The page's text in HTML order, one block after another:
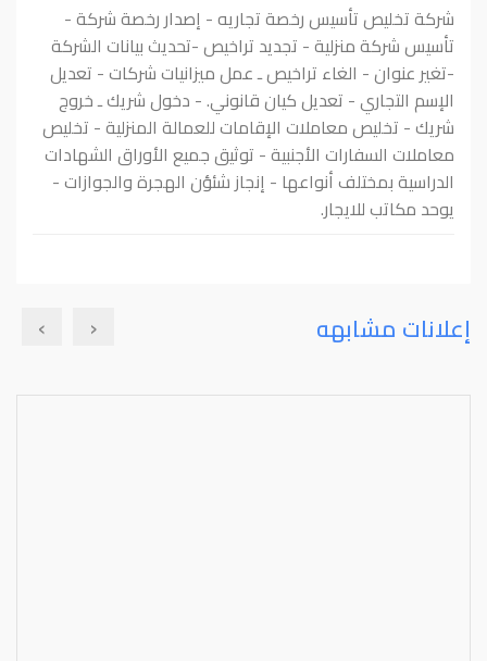
شركة تخليص تأسيس رخصة تجاريه - إصدار رخصة شركة -
تأسيس شركة منزلية - تجديد تراخيص -تحديث بيانات الشركة
-تغير عنوان - الغاء تراخيص ـ عمل ميزانيات شركات - تعديل
الإسم التجاري - تعديل كيان قانوني. - دخول شريك ـ خروج
شريك - تخليص معاملات الإقامات للعمالة المنزلية - تخليص
معاملات السفارات الأجنبية - توثيق جميع الأوراق الشهادات
الدراسية بمختلف أنواعها - إنجاز شئؤن الهجرة والجوازات -
يوحد مكاتب للايجار.
إعلانات مشابهه ‹
›